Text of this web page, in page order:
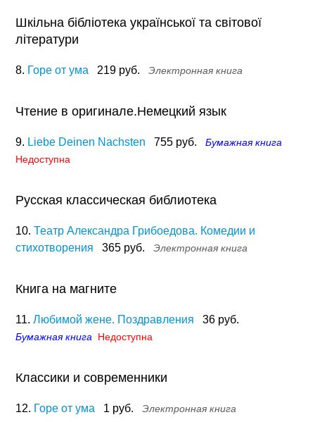
Шкільна бібліотека української та світової
літератури
8. Горе от ума 219 руб. Электронная книга
Чтение в оригинале.Немецкий язык
9. Liebe Deinen Nachsten 755 руб.
Бумажная книга
Недоступна
Русская классическая библиотека
10. Театр Александра Грибоедова. Комедии и
стихотворения
365 руб. Электронная книга
Книга на магните
11. Любимой жене. Поздравления 36 руб.
Бумажная книга Недоступна
Классики и современники
12. Горе от ума 1 руб. Электронная книга